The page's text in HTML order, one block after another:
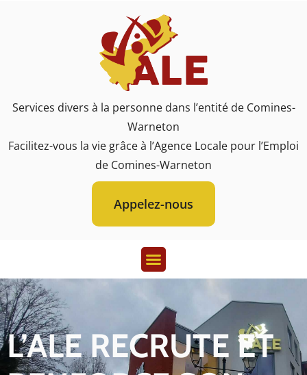
Services divers à la personne dans l’entité de Comines-
Warneton
Facilitez-vous la vie grâce à l’Agence Locale pour l’Emploi
de Comines-Warneton
Appelez-nous
L’ALE RECRUTE ET